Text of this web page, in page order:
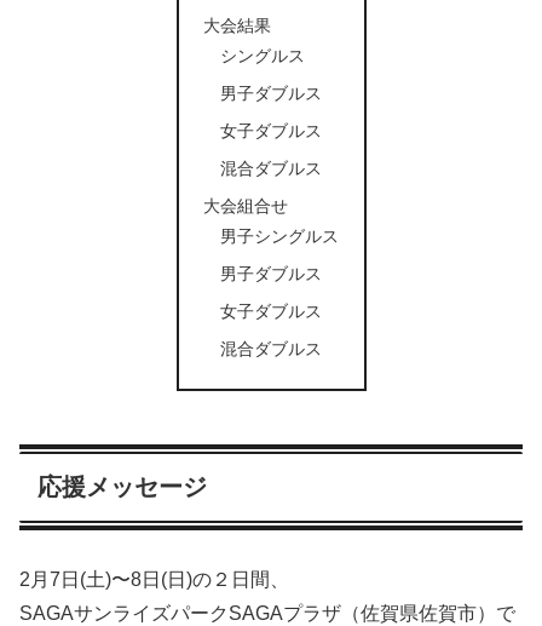
大会結果
シングルス
男子ダブルス
女子ダブルス
混合ダブルス
大会組合せ
男子シングルス
男子ダブルス
女子ダブルス
混合ダブルス
応援メッセージ
2月7日(土)〜8日(日)の２日間、
SAGAサンライズパークSAGAプラザ（佐賀県佐賀市）で